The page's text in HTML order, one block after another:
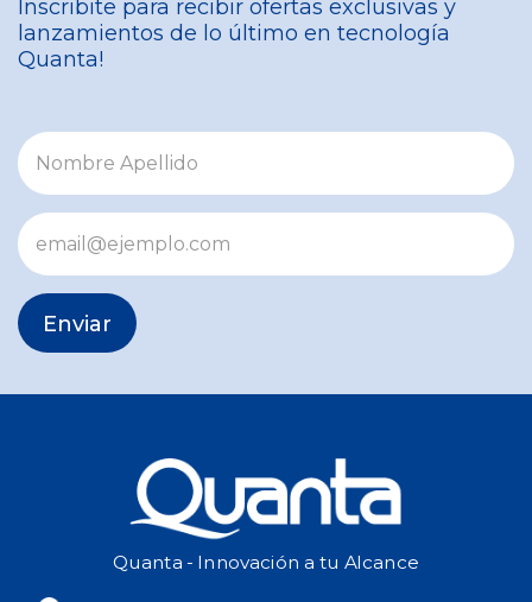
Inscribite para recibir ofertas exclusivas y
lanzamientos de lo último en tecnología
Quanta!
Enviar
Quanta - Innovación a tu Alcance